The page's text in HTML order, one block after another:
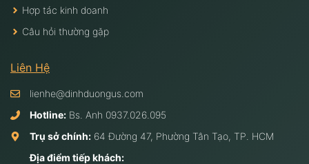
Hợp tác kinh doanh
Câu hỏi thường gặp
Liên Hệ
lienhe@dinhduongus.com
Hotline: Bs. Anh 0937.026.095
Trụ sở chính: 64 Đường 47, Phường Tân Tạo, TP. HCM
Địa điểm tiếp khách: